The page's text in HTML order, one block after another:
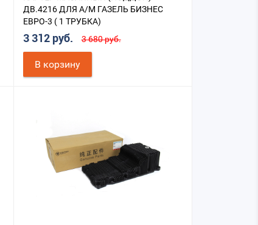
ДВ.4216 ДЛЯ А/М ГАЗЕЛЬ БИЗНЕС
ЕВРО-3 ( 1 ТРУБКА)
3 312 руб. 3 680 руб.
В корзину